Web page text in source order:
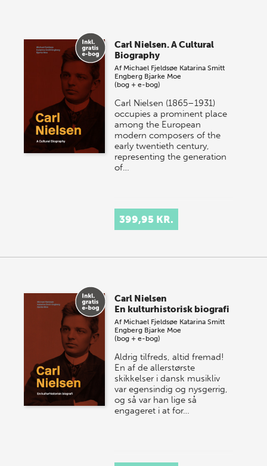
store sommer-lagersalg, så sæt kryds i kalenderen
onsdag den 10. j…
Carl Nielsen. A Cultural
Biography
Af Michael Fjeldsøe Katarina Smitt
Engberg Bjarke Moe
(bog + e-bog)
Carl Nielsen (1865–1931)
occupies a prominent place
among the European
modern composers of the
early twentieth century,
representing the generation
of…
399,95 KR.
Carl Nielsen
En kulturhistorisk biografi
Af Michael Fjeldsøe Katarina Smitt
Engberg Bjarke Moe
(bog + e-bog)
Aldrig tilfreds, altid fremad!
En af de allerstørste
skikkelser i dansk musikliv
var egensindig og nysgerrig,
og så var han lige så
engageret i at for…